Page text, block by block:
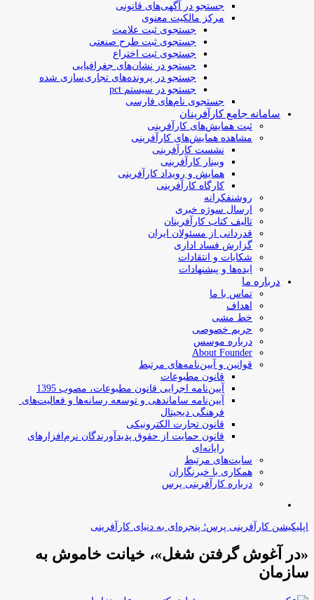
جستجو در آگهی‌های قانونی
مرکز مالکیت معنوی
جستجوی ثبت علامت
جستجوی ثبت طرح صنعتی
جستجوی ثبت اختراع
جستجو در نشان‌های جغرافیایی
جستجو در پرونده‌های تجاری‌سازی شده
جستجو در سیستم pct
جستجوی نام‌های فارسی
سامانه جامع کارآفرینان
ثبت همایش‌های کارآفرینی
مشاهده همایش‌های کارآفرینی
نشست کارآفرینی
وبینار کارآفرینی
همایش و رویداد کارآفرینی
کارگاه کارآفرینی
روشنفکرانه
ارسال سوژه‌ خبری
تالیف کتاب کارآفرینان
قدردانی از مسئولان ایران
گزارش فساد اداری
شکایات و انتقادات
ایده‌ها و پیشنهادات
درباره ما
تماس با ما
اهداف
خط مشی
حریم خصوصی
درباره موسس
About Founder
قوانین و آیین‌نامه‌های مرتبط
‌قانون مطبوعات
آیین‌نامه اجرایی قانون مطبوعات، مصوب 1395
آیین‌نامه سامان­دهی و توسعه رسانه­‌ها و فعالیت‌­های
فرهنگی دیجیتال
قانون تجارت الکترونیکی
قانون حمایت از حقوق پدیدآورندگان نرم‌افزارهای
رایانه‌ای
سایت‌های مرتبط
همکاری با خبرنگاران
درباره کارآفرینی پرس
اپلیکیشن کارآفرینی پرس؛ پنجره‌ای به دنیای کارآفرینی
«در آغوش گرفتن شغل»، خیانت خاموش به
سازمان